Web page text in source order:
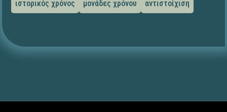
ιστορικός χρόνος
μονάδες χρόνου αντιστοίχιση